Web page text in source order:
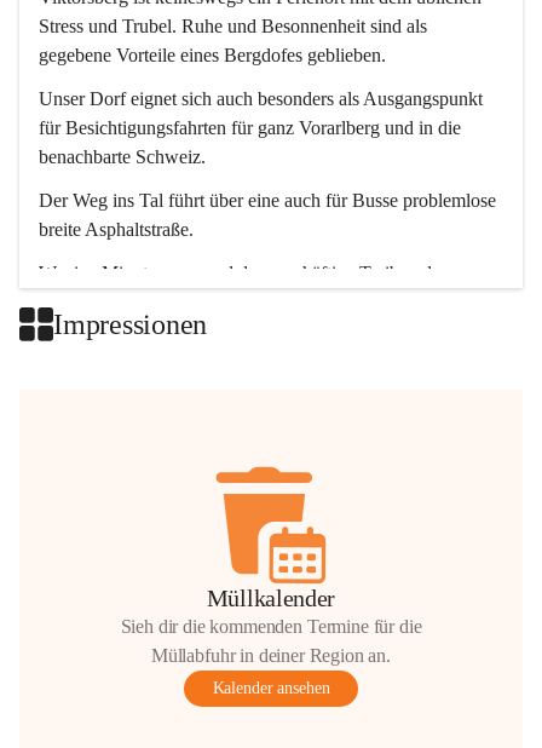
Stress und Trubel. Ruhe und Besonnenheit sind als
gegebene Vorteile eines Bergdofes geblieben.
Unser Dorf eignet sich auch besonders als Ausgangspunkt
für Besichtigungsfahrten für ganz Vorarlberg und in die
benachbarte Schweiz.
Der Weg ins Tal führt über eine auch für Busse problemlose
breite Asphaltstraße.
Wenige Minuten nur, und das geschäftige Treiben der
Impressionen
Müllkalender
Sieh dir die kommenden Termine für die
Müllabfuhr in deiner Region an.
Kalender ansehen